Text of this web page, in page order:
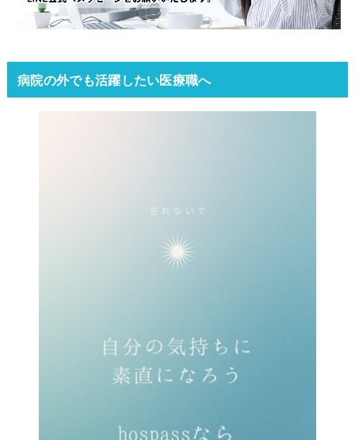
病院の外でも活躍したい医療職へ